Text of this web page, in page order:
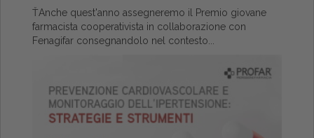
ŤAnche quest'anno assegneremo il Premio giovane
farmacista cooperativista in collaborazione con
Fenagifar consegnandolo nel contesto...